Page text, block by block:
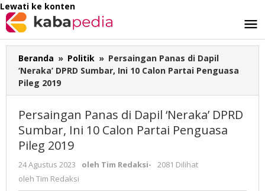
Lewati ke konten
Beranda » Politik » Persaingan Panas di Dapil
‘Neraka’ DPRD Sumbar, Ini 10 Calon Partai Penguasa
Pileg 2019
Persaingan Panas di Dapil ‘Neraka’ DPRD
Sumbar, Ini 10 Calon Partai Penguasa
Pileg 2019
24 Agustus 2023 oleh Tim Redaksi-
2081 Dilihat
oleh Tim Redaksi